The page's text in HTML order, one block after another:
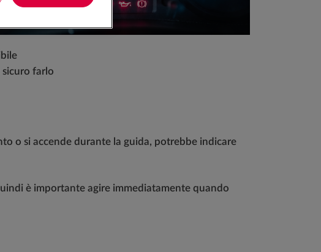
farlo
o si accende durante la guida, potrebbe indicare
è importante agire immediatamente quando